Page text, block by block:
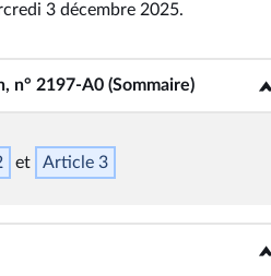
3 décembre 2025.
n° 2197-A0 (Sommaire)
n° 2197-A0 (Sommaire)</b>
Article 3
d’informations</b>